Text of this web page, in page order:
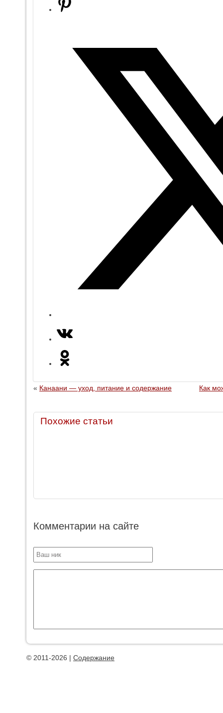
« Канаани — уход, питание и содержание Как
Похожие статьи
Комментарии на сайте
© 2011-2026 | Содержание